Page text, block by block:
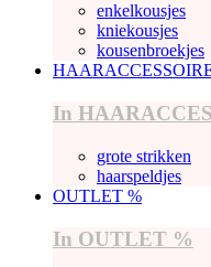
enkelkousjes
kniekousjes
kousenbroekjes
In
grote strikken
haarspeldjes
OUTLET %
In OUTLET %